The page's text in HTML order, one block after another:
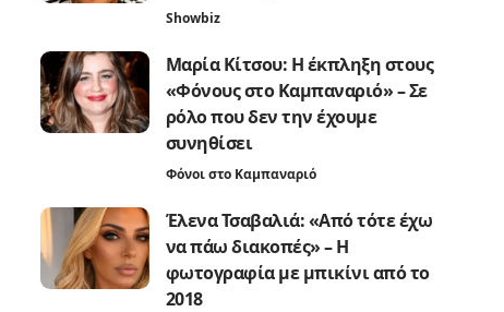
Showbiz
Μαρία Κίτσου: Η έκπληξη στους
«Φόνους στο Καμπαναριό» – Σε
ρόλο που δεν την έχουμε
συνηθίσει
Φόνοι στο Καμπαναριό
Έλενα Τσαβαλιά: «Από τότε έχω
να πάω διακοπές» – Η
φωτογραφία με μπικίνι από το
2018